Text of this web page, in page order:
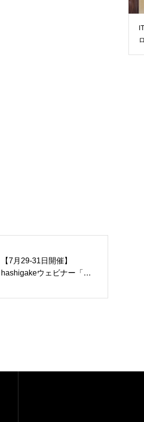
【7月29-31日開催】
hashigakeウェビナー「リ
めの仕組みと実践例」
ITの力で日本経済のベースアッ